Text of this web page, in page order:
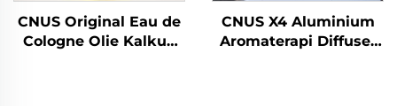
CNUS Original Eau de
Cologne Olie Kalkun
CNUS X4 Aluminium
Aromaterapi Diffuser